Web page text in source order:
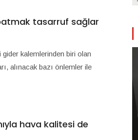
tasarruf sağlar
kalemlerinden biri olan
alınacak bazı önlemler ile
hava kalitesi de